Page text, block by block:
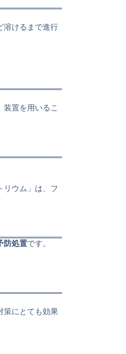
溶けるまで進行
置を用いるこ
リウム」は、フ
防処置です。
策にとても効果